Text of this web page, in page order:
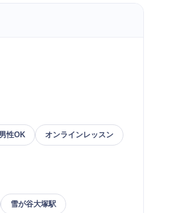
男性OK オンラインレッスン
雪が谷大塚駅